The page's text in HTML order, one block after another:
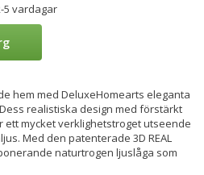
5 vardagar
hem med DeluxeHomearts eleganta
realistiska design med förstärkt
ett mycket verklighetstroget utseende
Med den patenterade 3D REAL
naturtrogen ljuslåga som